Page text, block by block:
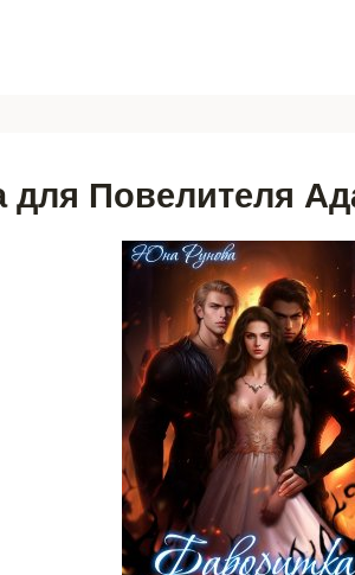
для Повелителя